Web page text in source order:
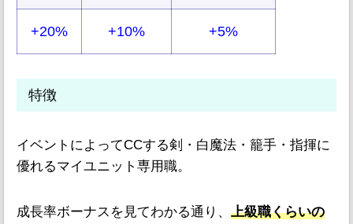
+20% +10% +5%
特徴
イベントによってCCする剣・白魔法・籠手・指揮に
優れるマイユニット専用職。
成長率ボーナスを見てわかる通り、 上級職くらいの